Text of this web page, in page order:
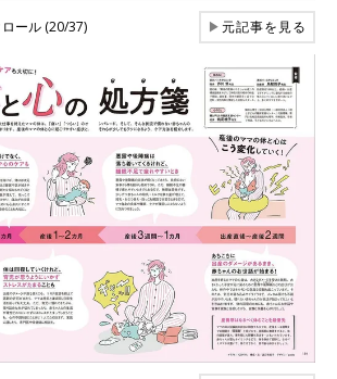
ール (20/37) ▶元記事を見る